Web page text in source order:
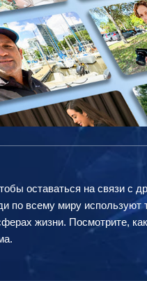
оставаться на связи с
по всему миру используют
жизни. Посмотрите,